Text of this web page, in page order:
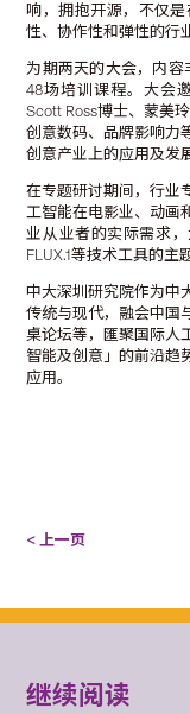
响，拥抱开源，不仅
性、协作性和弹性的行
为期两天的大会，内容
48场培训课程。大会
Scott Ross博士、蒙美
创意数码、品牌影响力
创意产业上的应用及发
在专题研讨期间，行业
工智能在电影业、动画
业从业者的实际需求，
FLUX.1等技术工具的主
中大深圳研究院作为中
传统与现代，融会中国
桌论坛等，匯聚国际人
智能及创意」的前沿趋
应用。
< 上一页
继续阅读